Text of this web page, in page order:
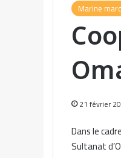
Marine
21 février
Dans le
Sultanat